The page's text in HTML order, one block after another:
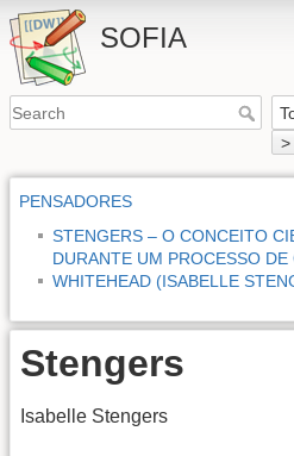
SOFIA
>
PENSADORES
STENGERS – O CONCEITO
DURANTE UM PROCESSO
WHITEHEAD (ISABELLE
Stengers
Isabelle Stengers